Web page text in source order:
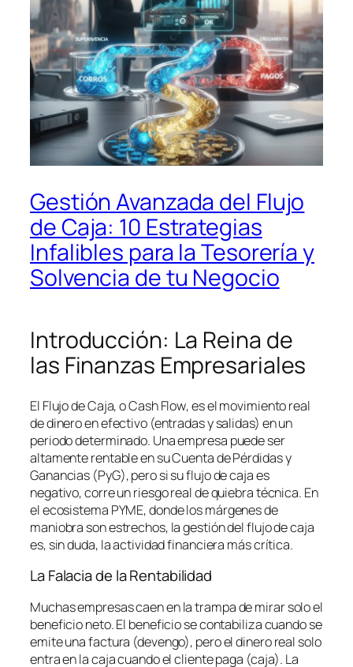
Gestión Avanzada del Flujo
de Caja: 10 Estrategias
Infalibles para la Tesorería y
Solvencia de tu Negocio
Introducción: La Reina de
las Finanzas Empresariales
El Flujo de Caja, oCash Flow, es el movimiento real
de dinero en efectivo (entradas y salidas) en un
periodo determinado. Una empresa puede ser
altamente rentable en su Cuenta de Pérdidas y
Ganancias (PyG), pero si su flujo de caja es
negativo, corre un riesgo real de quiebra técnica. En
el ecosistema PYME, donde los márgenes de
maniobra son estrechos, la gestión del flujo de caja
es, sin duda, la actividad financiera más crítica.
La Falacia de la Rentabilidad
Muchas empresas caen en la trampa de mirar solo el
beneficio neto. El beneficio se contabiliza cuando se
emite una factura (devengo), pero el dinero real solo
entra en la caja cuando el cliente paga (caja). La